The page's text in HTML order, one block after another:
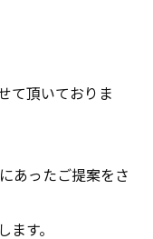
て頂いておりま
あったご提案をさ
す。